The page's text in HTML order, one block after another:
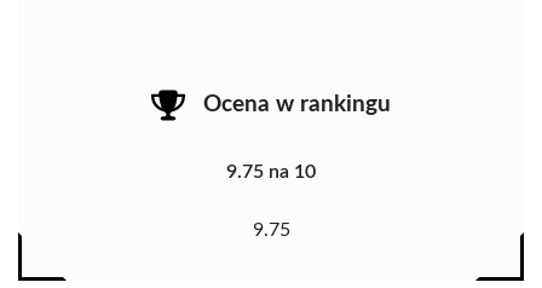
Ocena w rankingu
9.75 na 10
9.75